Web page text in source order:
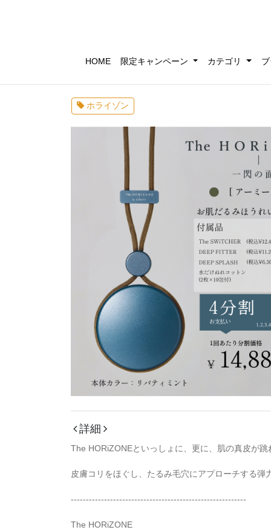
HOME 限定キャンペーン カテゴリ
ホライゾン
詳細
The HORiZONEといっしょに、更に、肌の真皮が跳
皮膚コリをほぐし、たるみ毛穴にアプローチする弾
----------------------------------------------------------
The HORiZONE